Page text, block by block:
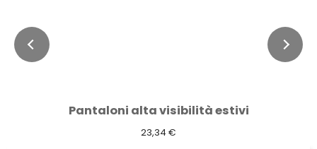
Pantaloni alta visibilità estivi
23,34 €